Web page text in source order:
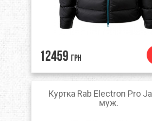
12459 грн
Куртка Rab Electron Pro
муж.